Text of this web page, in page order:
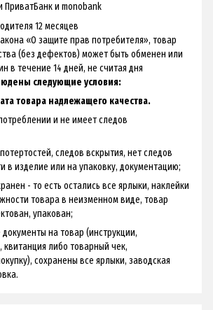
ПриватБанк и monobank
12 месяцев
«О защите прав потребителя», товар
(без дефектов) может быть обменен или
в течение 14 дней, не считая дня
следующие условия:
товара надлежащего качества.
и не имеет следов
следов вскрытия, нет следов
в изделие или на упаковку, документацию;
- ​​то есть остались все ярлыки, наклейки
товара в неизменном виде, товар
упакован;
документы на товар (инструкции,
квитанция либо товарный чек,
сохранены все ярлыки, заводская